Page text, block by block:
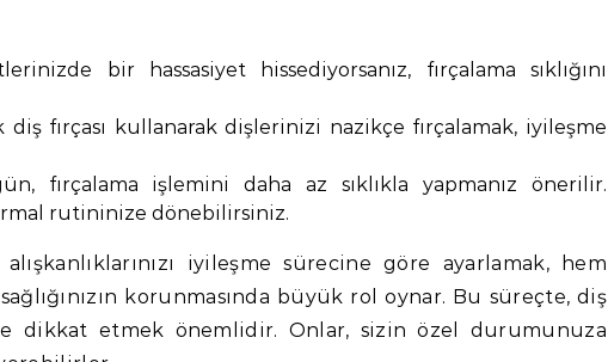
bir hassasiyet hissediyorsanız, fırçalama sıklığını
fırçası kullanarak dişlerinizi nazikçe fırçalamak, iyileşme
fırçalama işlemini daha az sıklıkla yapmanız önerilir.
rutininize dönebilirsiniz.
iyileşme sürecine göre ayarlamak, hem
korunmasında büyük rol oynar. Bu süreçte, diş
dikkat etmek önemlidir. Onlar, sizin özel durumunuza